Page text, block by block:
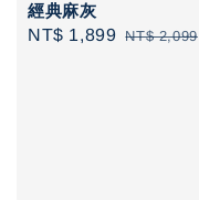
經典麻灰
Sale
NT$ 1,899 Regular
NT$ 2,099